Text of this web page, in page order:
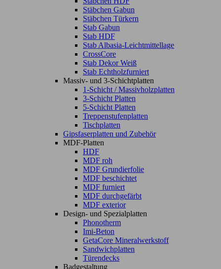
Stäbchen Gabun
Stäbchen Türkern
Stab Gabun
Stab HDF
Stab Albasia-Leichtmittellage
CrossCore
Stab Dekor Weiß
Stab Echtholzfurniert
Massiv- und 3-Schichtplatten
1-Schicht / Massivholzplatten
3-Schicht Platten
5-Schicht Platten
Treppenstufenplatten
Tischplatten
Gipsfaserplatten und Zubehör
MDF-Platten
HDF
MDF roh
MDF Grundierfolie
MDF beschichtet
MDF furniert
MDF durchgefärbt
MDF exterior
Design- und Spezialplatten
Phonotherm
Imi-Beton
GetaCore Mineralwerkstoff
Sandwichplatten
Türendecks
Badgestaltung